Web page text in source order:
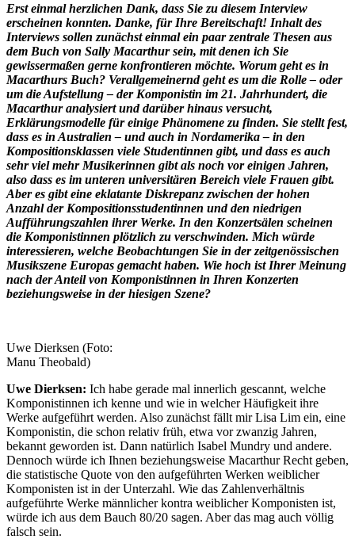
Erst einmal herzlichen Dank, dass Sie zu diesem Interview
erscheinen konnten. Danke, für Ihre Bereitschaft! Inhalt des
Interviews sollen zunächst einmal ein paar zentrale Thesen aus
dem Buch von Sally Macarthur sein, mit denen ich Sie
gewissermaßen gerne konfrontieren möchte. Worum geht es in
Macarthurs Buch? Verallgemeinernd geht es um die Rolle – oder
um die Aufstellung – der Komponistin im 21. Jahrhundert, die
Macarthur analysiert und darüber hinaus versucht,
Erklärungsmodelle für einige Phänomene zu finden. Sie stellt fest,
dass es in Australien – und auch in Nordamerika – in den
Kompositionsklassen viele Studentinnen gibt, und dass es auch
sehr viel mehr Musikerinnen gibt als noch vor einigen Jahren,
also dass es im unteren universitären Bereich viele Frauen gibt.
Aber es gibt eine eklatante Diskrepanz zwischen der hohen
Anzahl der Kompositionsstudentinnen und den niedrigen
Aufführungszahlen ihrer Werke. In den Konzertsälen scheinen
die Komponistinnen plötzlich zu verschwinden. Mich würde
interessieren, welche Beobachtungen Sie in der zeitgenössischen
Musikszene Europas gemacht haben. Wie hoch ist Ihrer Meinung
nach der Anteil von Komponistinnen in Ihren Konzerten
beziehungsweise in der hiesigen Szene?
Uwe Dierksen (Foto:
Manu Theobald)
Uwe Dierksen: Ich habe gerade mal innerlich gescannt, welche
Komponistinnen ich kenne und wie in welcher Häufigkeit ihre
Werke aufgeführt werden. Also zunächst fällt mir Lisa Lim ein, eine
Komponistin, die schon relativ früh, etwa vor zwanzig Jahren,
bekannt geworden ist. Dann natürlich Isabel Mundry und andere.
Dennoch würde ich Ihnen beziehungsweise Macarthur Recht geben,
die statistische Quote von den aufgeführten Werken weiblicher
Komponisten ist in der Unterzahl. Wie das Zahlenverhältnis
aufgeführte Werke männlicher kontra weiblicher Komponisten ist,
würde ich aus dem Bauch 80/20 sagen. Aber das mag auch völlig
falsch sein.